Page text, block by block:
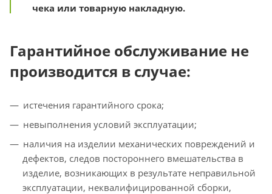
чека или товарную накладную.
Гарантийное обслуживание не
производится в случае:
истечения гарантийного срока;
невыполнения условий эксплуатации;
наличия на изделии механических повреждений и
дефектов, следов постороннего вмешательства в
изделие, возникающих в результате неправильной
эксплуатации, неквалифицированной сборки,